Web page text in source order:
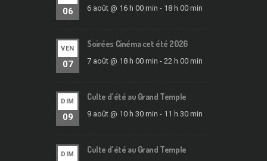
06 6 août @ 16 h 00 min - 18 h 00 min
VEN
07
Soirées Cinéma cet été 2026
7 août @ 18 h 00 min - 22 h 00 min
DIM
09
Culte d’été au Grand Temple
9 août @ 10 h 30 min - 11 h 30 min
DIM Culte d’été au Grand Temple